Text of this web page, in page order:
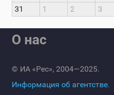
31
1 2 3
О нас
© ИА «Рес», 2004—2025.
Информация об агентстве.